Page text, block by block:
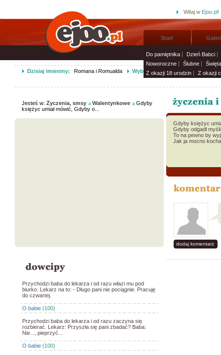
Witaj w Ejoo.pl!
Start
Do pamiętnika
Dzień Babci
Noworoczne
Ślubne
Z okazji 18 urodzin
Z okazji
Dzisiaj imieniny: Romana i Romualda Wybierz życzenia imieninowe i
Jesteś w:Życzenia, smsy Walentynkowe
Gdyby
księżyc umiał mówić, Gdyby o...
Przychodzi baba do lekarza i od razu włazi mu pod
biurko. Lekarz na to: - Długo pani nie pociągnie. Pracuję
do czwartej.
O babie (100)
Przychodzi baba do lekarza i od razu zaczyna się
rozbierać. Lekarz: Przyszła się pani zbadać? Baba:
Nie..., pieprzyć...
O babie (100)
Gdyby księżyc
Gdyby odgadł
To na pewno by
Jak ja mocno
dodaj komentarz